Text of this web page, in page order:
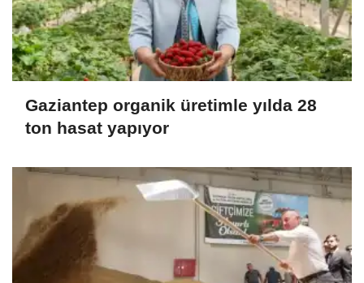
Gaziantep organik üretimle yılda 28
ton hasat yapıyor